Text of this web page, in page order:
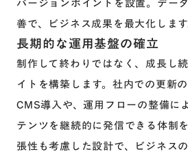
善で、ビジネス成果を最大化します
長期的な運用基盤の確立
制作して終わりではなく、成長し
イトを構築します。社内での更新
CMS導入や、運用フローの整備に
テンツを継続的に発信できる体制
張性も考慮した設計で、ビジネス